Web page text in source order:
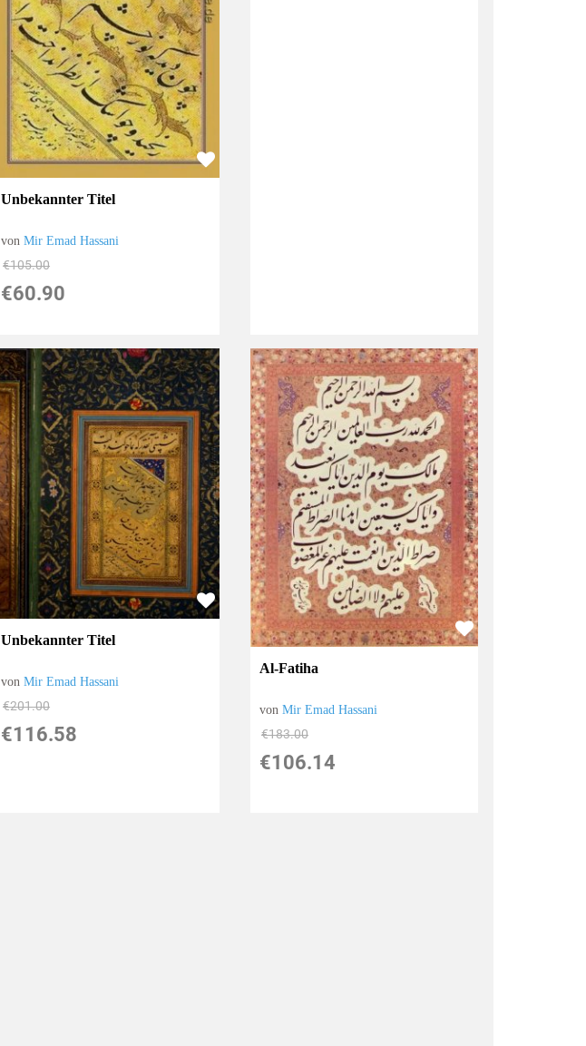
Unbekannter Titel
vonMir Emad Hassani
€105.00
€60.90
Unbekannter Titel
vonMir Emad Hassani
€201.00
€116.58
Al-Fatiha
vonMir Emad Hassani
€183.00
€106.14